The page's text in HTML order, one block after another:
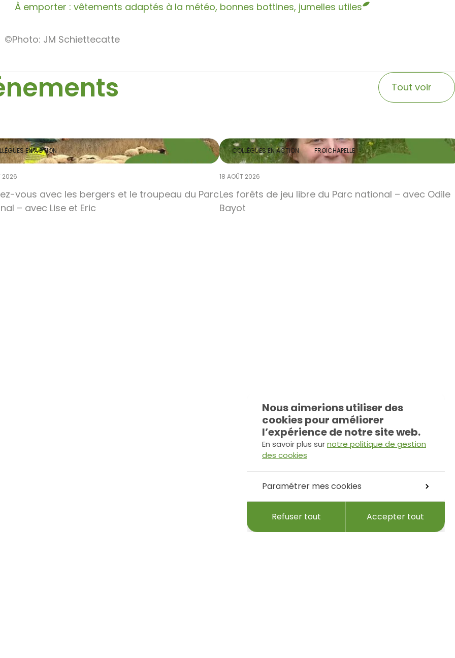
À emporter : vêtements adaptés à la météo, bonnes bottines, jumelles utiles
©Photo: JM Schiettecatte
Tout voir
2026
vous avec les bergers et le troupeau du Parc
– avec Lise et Eric
EN ACTION
18 AOÛT 2026
Les forêts de jeu libre du Parc national – avec Odile
Bayot
COLLÈGUES EN ACTION FROICHAPELLE
Nous aimerions utiliser des
cookies pour améliorer
l’expérience de notre site web.
En savoir plus surnotre politique de gestion
des cookies
Paramétrer mes cookies
Refuser tout Accepter tout